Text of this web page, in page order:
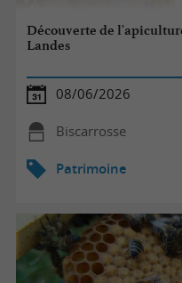
Découverte de
Landes
08/06/2026
Biscarrosse
Patrimoine